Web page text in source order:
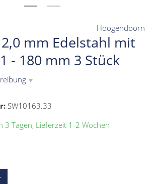
mm Edelstahl mit
- 180 mm 3 Stück
▼
Hoogendoorn
SW10163.33
3 Tagen, Lieferzeit 1-2 Wochen